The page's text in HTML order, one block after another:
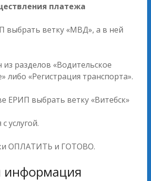
платежа
выбрать ветку «МВД», а в ней
из разделов «Водительское
либо «Регистрация транспорта».
ЕРИП выбрать ветку «Витебск»
услугой.
ОПЛАТИТЬ и ГОТОВО.
информация